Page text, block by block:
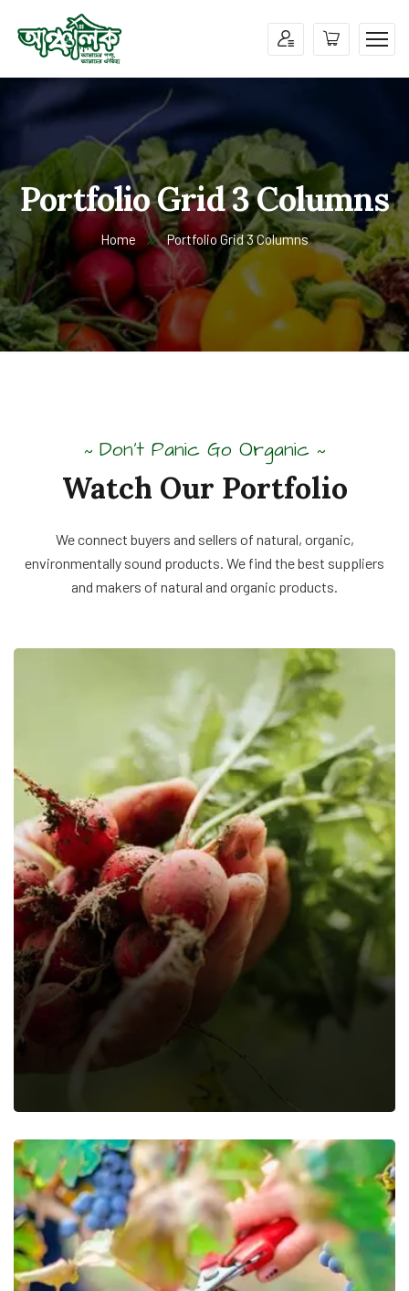
Portfolio Grid 3 Columns
Home Portfolio Grid 3 Columns
~ Don’t Panic Go Organic ~
Watch Our Portfolio
We connect buyers and sellers of natural, organic,
environmentally sound products. We find the best suppliers
and makers of natural and organic products.
Holding Fresh Radishes
Organic